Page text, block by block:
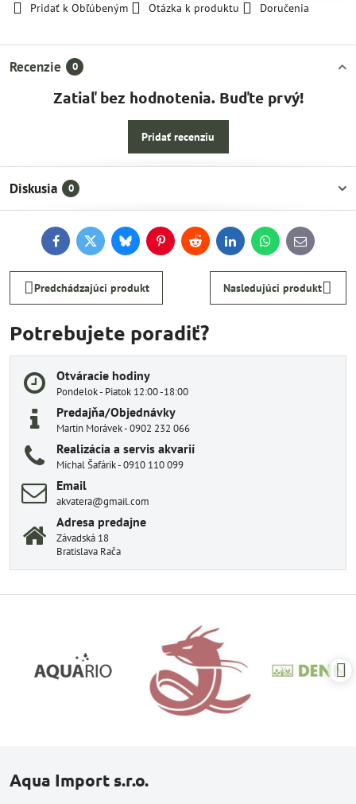
Pridať k Obľúbeným Otázka k produktu Doručenia
Recenzie 0
Zatiaľ bez hodnotenia. Buďte prvý!
Pridať recenziu
Diskusia 0
FacebookTwitterBlueskyPinterestReddit LinkedInWhatsApp
E-
mail
Predchádzajúci produkt Nasledujúci produkt
Potrebujete poradiť?
Otváracie hodiny
Pondelok - Piatok 12:00 -18:00
Predajňa/Objednávky
Martin Morávek - 0902 232 066
Realizácia a servis akvarií
Michal Šafárik - 0910 110 099
Email
akvatera@gmail.com
Adresa predajne
Závadská 18
Bratislava Rača
Aqua Import s.r.o.